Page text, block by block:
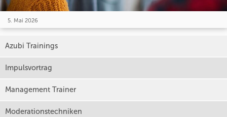
5. Mai 2026
Azubi Trainings
Impulsvortrag
Management Trainer
Moderationstechniken